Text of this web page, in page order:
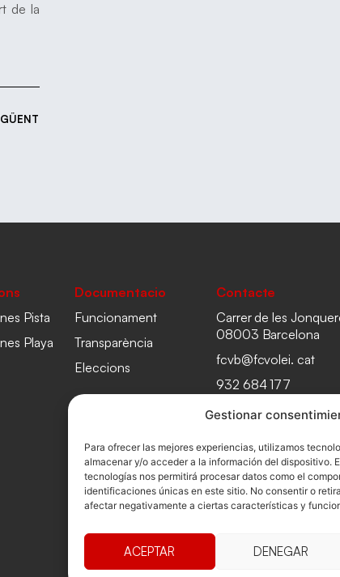
Gestionar
Para ofrecer las mejores experiencias, utilizamos
almacenar y/o acceder a la información del dispositivo.
tecnologías nos permitirá procesar datos como el
identificaciones únicas en este sitio. No consentir o
afectar negativamente a ciertas características y
ACEPTAR DENEGAR
de la
Pista
Playa
Documentacio
Funcionament
Transparència
Eleccions
Contacte
Carrer de les
08003 Barcelona
fcvb@fcvolei. cat
932 684 177